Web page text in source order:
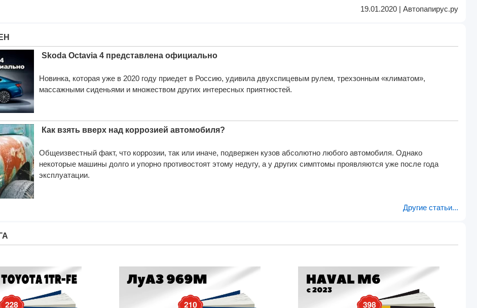
19.01.2020 | Автопапирус.ру
Skoda Octavia 4 представлена официально
Новинка, которая уже в 2020 году приедет в Россию, удивила двухспицевым рулем, трехзонным «климатом»,
массажными сиденьями и множеством других интересных приятностей.
Как взять вверх над коррозией автомобиля?
Общеизвестный факт, что коррозии, так или иначе, подвержен кузов абсолютно любого автомобиля. Однако
некоторые машины долго и упорно противостоят этому недугу, а у других симптомы проявляются уже после года
эксплуатации.
Другие статьи...